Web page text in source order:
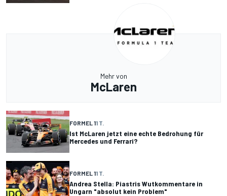
Mehr von
McLaren
FORMEL 11 T.
Ist McLaren jetzt eine echte Bedrohung für
Mercedes und Ferrari?
FORMEL 11 T.
Andrea Stella: Piastris Wutkommentare in
Ungarn "absolut kein Problem"